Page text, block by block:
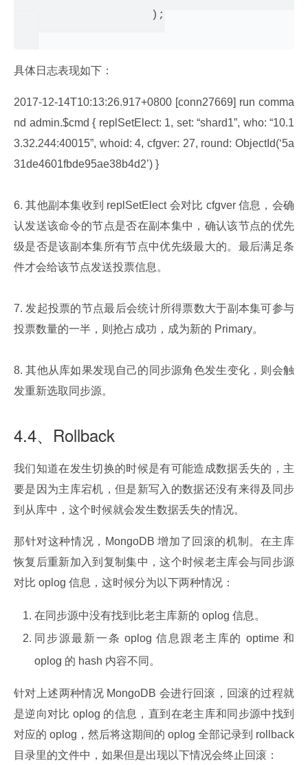
                    );
具体日志表现如下：
2017-12-14T10:13:26.917+0800 [conn27669] run comma
nd admin.$cmd { replSetElect: 1, set: “shard1”, who: “10.1
3.32.244:40015”, whoid: 4, cfgver: 27, round: ObjectId(‘5a
31de4601fbde95ae38b4d2’) }
6. 其他副本集收到 replSetElect 会对比 cfgver 信息，会确
认发送该命令的节点是否在副本集中，确认该节点的优先
级是否是该副本集所有节点中优先级最大的。最后满足条
件才会给该节点发送投票信息。
7. 发起投票的节点最后会统计所得票数大于副本集可参与
投票数量的一半，则抢占成功，成为新的 Primary。
8. 其他从库如果发现自己的同步源角色发生变化，则会触
发重新选取同步源。
4.4、Rollback
我们知道在发生切换的时候是有可能造成数据丢失的，主
要是因为主库宕机，但是新写入的数据还没有来得及同步
到从库中，这个时候就会发生数据丢失的情况。
那针对这种情况，MongoDB 增加了回滚的机制。在主库
恢复后重新加入到复制集中，这个时候老主库会与同步源
对比 oplog 信息，这时候分为以下两种情况：
在同步源中没有找到比老主库新的 oplog 信息。
同步源最新一条 oplog 信息跟老主库的 optime 和
oplog 的 hash 内容不同。
针对上述两种情况 MongoDB 会进行回滚，回滚的过程就
是逆向对比 oplog 的信息，直到在老主库和同步源中找到
对应的 oplog，然后将这期间的 oplog 全部记录到 rollback
目录里的文件中，如果但是出现以下情况会终止回滚：